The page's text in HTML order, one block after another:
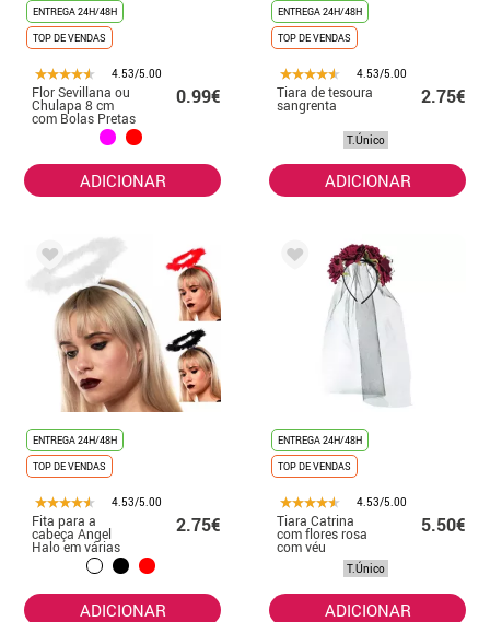
ENTREGA 24H/48H
TOP DE VENDAS
4.53/5.00
Flor Sevillana ou
Chulapa 8 cm
com Bolas Pretas
e Mola, várias
0.99€
ADICIONAR
ENTREGA 24H/48H
TOP DE VENDAS
4.53/5.00
Tiara de tesoura
sangrenta 2.75€
T.Único
ADICIONAR
ENTREGA 24H/48H
TOP DE VENDAS
4.53/5.00
Fita para a
cabeça Angel
Halo em várias
2.75€
ADICIONAR
ENTREGA 24H/48H
TOP DE VENDAS
4.53/5.00
Tiara Catrina
com flores rosa
com véu
5.50€
T.Único
ADICIONAR